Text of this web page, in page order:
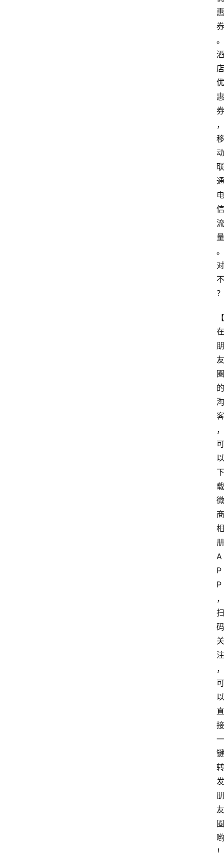
惠
券
。
酒
店
优
惠
券
，
移
动
联
通
电
信
流
量
。
对
不
？
【
在
朋
友
圈
的
淘
客
，
可
以
下
载
微
商
相
册
A
P
P
，
扫
码
关
注
，
可
以
直
接
一
键
转
发
朋
友
圈
哟